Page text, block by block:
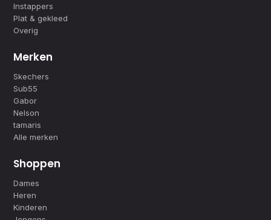
Instappers
Plat & gekleed
Overig
Merken
Skechers
Sub55
Gabor
Nelson
tamaris
Alle merken
Shoppen
Dames
Heren
Kinderen